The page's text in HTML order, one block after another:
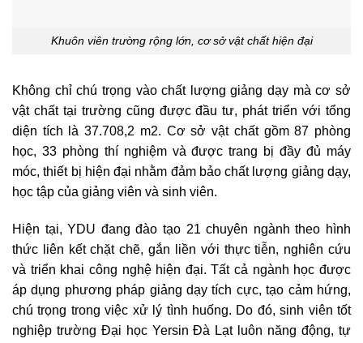
Khuôn viên trường rộng lớn, cơ sở vật chất hiện đại
Không chỉ chú trọng vào chất lượng giảng dạy mà cơ sở
vật chất tại trường cũng được đầu tư, phát triển với tổng
diện tích là 37.708,2 m2. Cơ sở vật chất gồm 87 phòng
học, 33 phòng thí nghiệm và được trang bị đầy đủ máy
móc, thiết bị hiện đại nhằm đảm bảo chất lượng giảng dạy,
học tập của giảng viên và sinh viên.
Hiện tại, YDU đang đào tạo 21 chuyên ngành theo hình
thức liên kết chặt chẽ, gắn liền với thực tiễn, nghiên cứu
và triển khai công nghệ hiện đại. Tất cả ngành học được
áp dụng phương pháp giảng dạy tích cực, tạo cảm hứng,
chú trọng trong việc xử lý tình huống. Do đó, sinh viên tốt
nghiệp trường Đại học Yersin Đà Lạt luôn năng động, tự